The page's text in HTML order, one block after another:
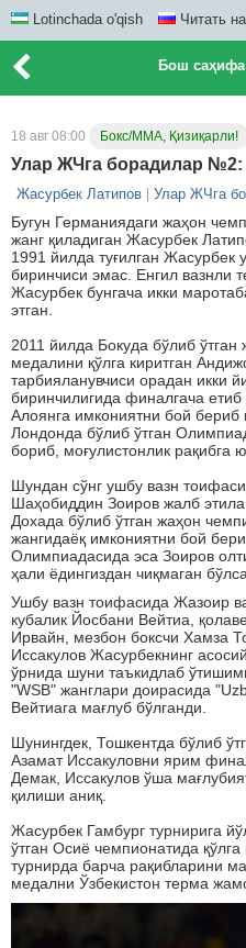
Lotinchada o'qish Читать
Бош саҳифа
18 авг 08:00 Бокс/ММА, Қизиқарли!
Улар ЖЧга борадилар №2:
Жасурбек Латипов Улар ЖЧга
Бугун Германиядаги жаҳон
жанг қиладиган Жасурбек
1991 йилда туғилган Жасурбек
биринчиси эмас. Енгил вазнли
Жасурбек бунгача икки
этган.
2011 йилда Бокуда бўлиб
медалини қўлга киритган
тарбияланувчиси орадан икки
биринчилигида финалгача
Алоянга имкониятни бой
Лондонда бўлиб ўтган
бориб, моғулистонлик рақибга
Шундан сўнг ушбу вазн
Шаҳобиддин Зоиров жалб
Дохада бўлиб ўтган жаҳон
жангидаёқ имкониятни бой
Олимпиадасида эса Зоиров
ҳали ёдингиздан чиқмаган
Ушбу вазн тоифасида Жазоир
кубалик Йосбани Вейтиа,
Ирвайн, мезбон боксчи Хамза
Иссакулов Жасурбекнинг
ўрнида шуни таъкидлаб
"WSB" жанглари доирасида
Вейтиага мағлуб бўлганди.
Шунингдек, Тошкентда бўлиб
Азамат Иссакуловни ярим
Демак, Иссакулов ўша
қилиши аниқ.
Жасурбек Гамбург турнирига
ўтган Осиё чемпионатида
турнирда барча рақибларини
медални Ўзбекистон терма